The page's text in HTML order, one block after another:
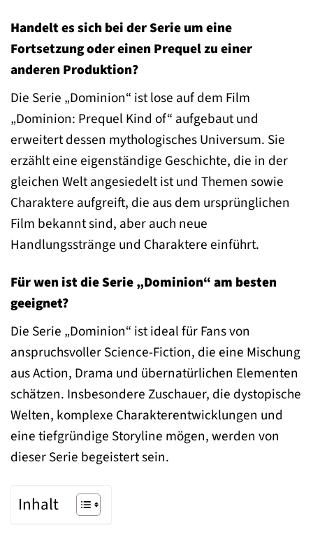
Handelt es sich bei der Serie um eine
Fortsetzung oder einen Prequel zu einer
anderen Produktion?
Die Serie „Dominion“ ist lose auf dem Film
„Dominion: Prequel Kind of“ aufgebaut und
erweitert dessen mythologisches Universum. Sie
erzählt eine eigenständige Geschichte, die in der
gleichen Welt angesiedelt ist und Themen sowie
Charaktere aufgreift, die aus dem ursprünglichen
Film bekannt sind, aber auch neue
Handlungsstränge und Charaktere einführt.
Für wen ist die Serie „Dominion“ am besten
geeignet?
Die Serie „Dominion“ ist ideal für Fans von
anspruchsvoller Science-Fiction, die eine Mischung
aus Action, Drama und übernatürlichen Elementen
schätzen. Insbesondere Zuschauer, die dystopische
Welten, komplexe Charakterentwicklungen und
eine tiefgründige Storyline mögen, werden von
dieser Serie begeistert sein.
Inhalt